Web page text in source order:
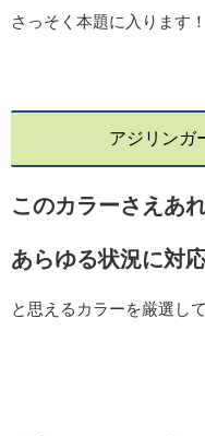
さっそく本題に入ります！
アジリンガ
このカラーさえあ
あらゆる状況に対
と思えるカラーを厳選して